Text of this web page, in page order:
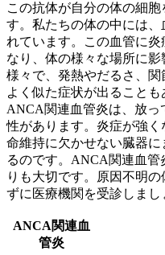
この抗体が自分の体の細
す。私たちの体の中には
れています。この血管に炎
なり、体の様々な場所に
様々で、発熱やだるさ、
よく似た症状が出ることも
ANCA関連血管炎は、放
性があります。炎症が強く
命維持に欠かせない臓器に
るのです。ANCA関連血管
りも大切です。原因不明
ずに医療機関を受診しまし
ANCA関連血
管炎